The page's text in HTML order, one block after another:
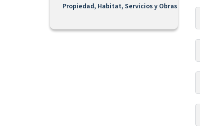
Propiedad, Habitat, Servicios y Obras